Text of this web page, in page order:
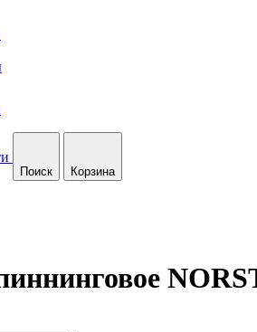
Поиск Корзина